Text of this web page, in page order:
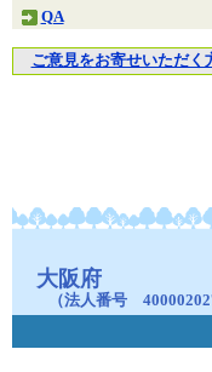
QA
ご意見をお寄せいただく
大阪府
（法人番号